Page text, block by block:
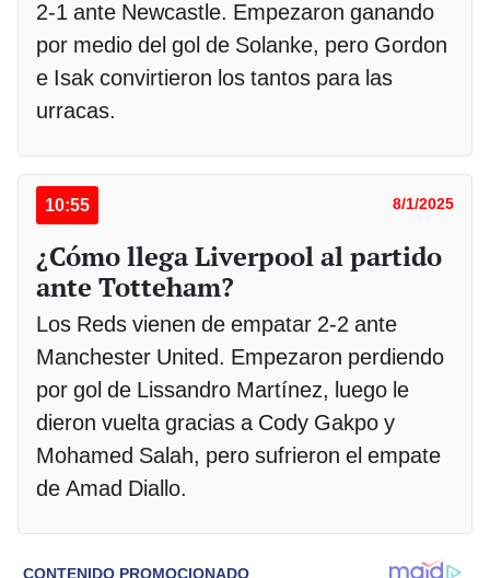
2-1 ante Newcastle. Empezaron ganando
por medio del gol de Solanke, pero Gordon
e Isak convirtieron los tantos para las
urracas.
10:55 8/1/2025
¿Cómo llega Liverpool al partido
ante Totteham?
Los Reds vienen de empatar 2-2 ante
Manchester United. Empezaron perdiendo
por gol de Lissandro Martínez, luego le
dieron vuelta gracias a Cody Gakpo y
Mohamed Salah, pero sufrieron el empate
de Amad Diallo.